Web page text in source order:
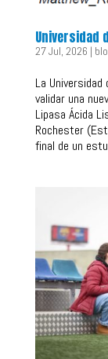
Universidad
27 Jul, 2026 |
La
validar una
Lipasa Ácida
Rochester
final de un